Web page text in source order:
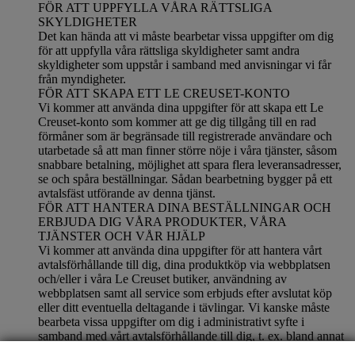
FÖR ATT UPPFYLLA VÅRA RÄTTSLIGA
SKYLDIGHETER
Det kan hända att vi måste bearbetar vissa uppgifter om dig
för att uppfylla våra rättsliga skyldigheter samt andra
skyldigheter som uppstår i samband med anvisningar vi får
från myndigheter.
FÖR ATT SKAPA ETT LE CREUSET-KONTO
Vi kommer att använda dina uppgifter för att skapa ett Le
Creuset-konto som kommer att ge dig tillgång till en rad
förmåner som är begränsade till registrerade användare och
utarbetade så att man finner större nöje i våra tjänster, såsom
snabbare betalning, möjlighet att spara flera leveransadresser,
se och spåra beställningar. Sådan bearbetning bygger på ett
avtalsfäst utförande av denna tjänst.
FÖR ATT HANTERA DINA BESTÄLLNINGAR OCH
ERBJUDA DIG VÅRA PRODUKTER, VÅRA
TJÄNSTER OCH VÅR HJÄLP
Vi kommer att använda dina uppgifter för att hantera vårt
avtalsförhållande till dig, dina produktköp via webbplatsen
och/eller i våra Le Creuset butiker, användning av
webbplatsen samt all service som erbjuds efter avslutat köp
eller ditt eventuella deltagande i tävlingar. Vi kanske måste
bearbeta vissa uppgifter om dig i administrativt syfte i
samband med vårt avtalsförhållande till dig, t. ex. bland annat